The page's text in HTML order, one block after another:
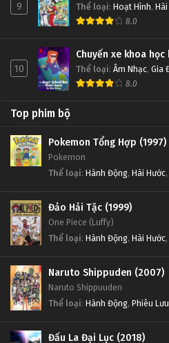
9 Thể loại: Hoạt Hình,
8.0
10
Chuyến xe khoa
Thể loại: Âm Nhạc, Gia
8.0
Top phim bộ
Pokemon Tổng Hợp (1997)
Pokemon
Thể loại: Hành Động, Hài Hước,
Đảo Hải Tặc (1999)
One Piece (Luffy)
Thể loại: Hành Động, Hài Hước,
Naruto Shippuden (2007)
Naruto Shippuuden
Thể loại: Hành Động, Phiêu Lưu
Đấu La Đại Lục (2018)